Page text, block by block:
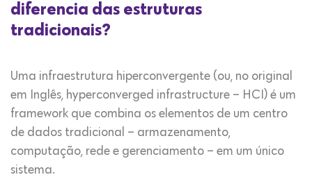
diferencia das estruturas
tradicionais?
Uma infraestrutura hiperconvergente (ou, no original
em Inglês, hyperconverged infrastructure – HCI) é um
framework que combina os elementos de um centro
de dados tradicional – armazenamento,
computação, rede e gerenciamento – em um único
sistema.